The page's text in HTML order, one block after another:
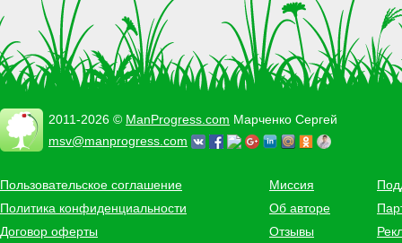
2011-2026 © ManProgress.com Марченко Сергей
msv@manprogress.com
Пользовательское соглашение
Политика конфиденциальности
Договор оферты
Миссия
Об авторе
Отзывы